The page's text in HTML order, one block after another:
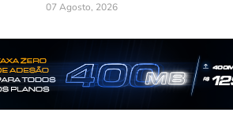
07 Agosto, 2026